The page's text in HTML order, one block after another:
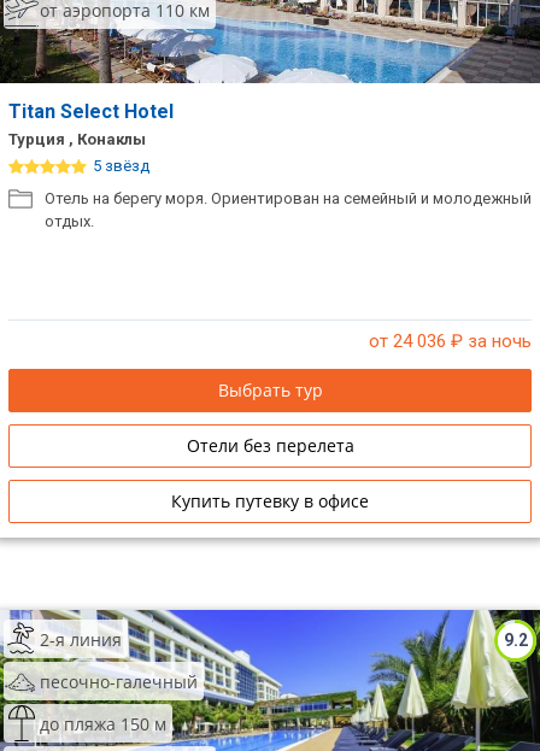
от аэропорта 110 км
Titan Select Hotel
Турция , Конаклы
5 звёзд
Отель на берегу моря. Ориентирован на семейный и молодежный
отдых.
от 24 036 ₽ за ночь
Выбрать тур
Отели без перелета
Купить путевку в офисе
9.2
2-я линия
песочно-галечный
до пляжа 150 м